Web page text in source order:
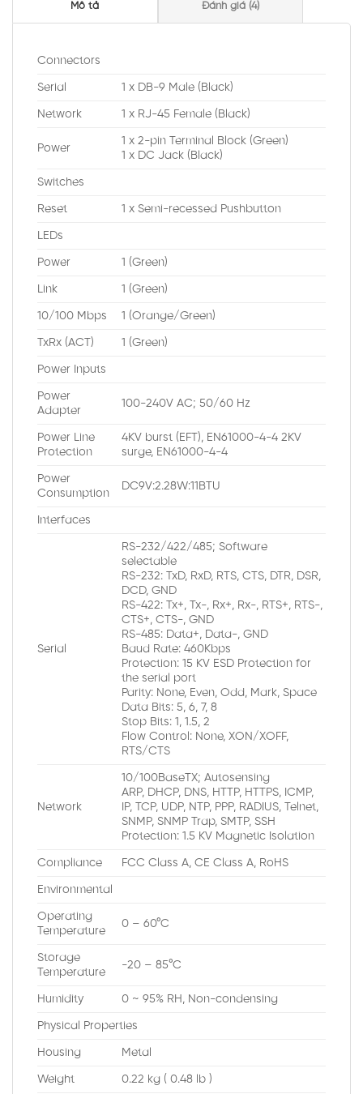
Mô tả Đánh giá (4)
Connectors
Serial 1 x DB-9 Male (Black)
Network 1 x RJ-45 Female (Black)
Power
1 x 2-pin Terminal Block (Green)
1 x DC Jack (Black)
Switches
Reset 1 x Semi-recessed Pushbutton
LEDs
Power 1 (Green)
Link 1 (Green)
10/100 Mbps 1 (Orange/Green)
TxRx (ACT) 1 (Green)
Power Inputs
Power
Adapter
100-240V AC; 50/60 Hz
Power Line
Protection
4KV burst (EFT), EN61000-4-4 2KV
surge, EN61000-4-4
Power
Consumption
DC9V:2.28W:11BTU
Interfaces
Serial
RS-232/422/485; Software
selectable
RS-232: TxD, RxD, RTS, CTS, DTR, DSR,
DCD, GND
RS-422: Tx+, Tx-, Rx+, Rx-, RTS+, RTS-,
CTS+, CTS-, GND
RS-485: Data+, Data-, GND
Baud Rate: 460Kbps
Protection: 15 KV ESD Protection for
the serial port
Parity: None, Even, Odd, Mark, Space
Data Bits: 5, 6, 7, 8
Stop Bits: 1, 1.5, 2
Flow Control: None, XON/XOFF,
RTS/CTS
Network
10/100BaseTX; Autosensing
ARP, DHCP, DNS, HTTP, HTTPS, ICMP,
IP, TCP, UDP, NTP, PPP, RADIUS, Telnet,
SNMP, SNMP Trap, SMTP, SSH
Protection: 1.5 KV Magnetic Isolation
Compliance FCC Class A, CE Class A, RoHS
Environmental
Operating
Temperature
0 – 60°C
Storage
Temperature
-20 – 85°C
Humidity 0 ~ 95% RH, Non-condensing
Physical Properties
Housing Metal
Weight 0.22 kg ( 0.48 lb )